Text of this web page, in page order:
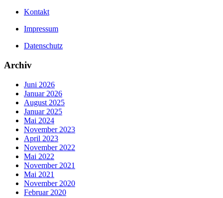
Kontakt
Impressum
Datenschutz
Archiv
Juni 2026
Januar 2026
August 2025
Januar 2025
Mai 2024
November 2023
April 2023
November 2022
Mai 2022
November 2021
Mai 2021
November 2020
Februar 2020